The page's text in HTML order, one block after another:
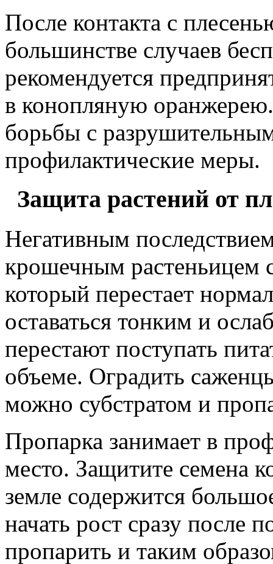
После контакта с
большинстве случаев
рекомендуется
в конопляную
борьбы с
профилактические меры.
Защита растений от
Негативным
крошечным растеньицем
который перестает
оставаться тонким и
перестают поступать
объеме. Оградить
можно субстратом и
Пропарка занимает в
место. Защитите семена
земле содержится
начать рост сразу после
пропарить и таким